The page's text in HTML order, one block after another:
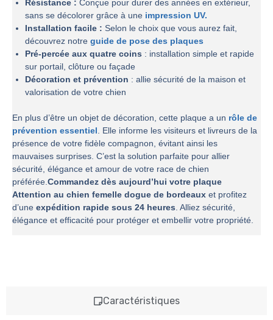
Caractéristiques
Résistance : Conçue pour durer des années en extérieur,
sans se décolorer grâce à une impression UV.
Installation facile : Selon le choix que vous aurez fait,
découvrez notre guide de pose des plaques
Pré-percée aux quatre coins : installation simple et rapide
sur portail, clôture ou façade
Décoration et prévention : allie sécurité de la maison et
valorisation de votre chien
En plus d’être un objet de décoration, cette plaque a un rôle de
prévention essentiel. Elle informe les visiteurs et livreurs de la
présence de votre fidèle compagnon, évitant ainsi les
mauvaises surprises. C’est la solution parfaite pour allier
sécurité, élégance et amour de votre race de chien
préférée.Commandez dès aujourd’hui votre plaque
Attention au chien femelle dogue de bordeaux et profitez
d’une expédition rapide sous 24 heures. Alliez sécurité,
élégance et efficacité pour protéger et embellir votre propriété.